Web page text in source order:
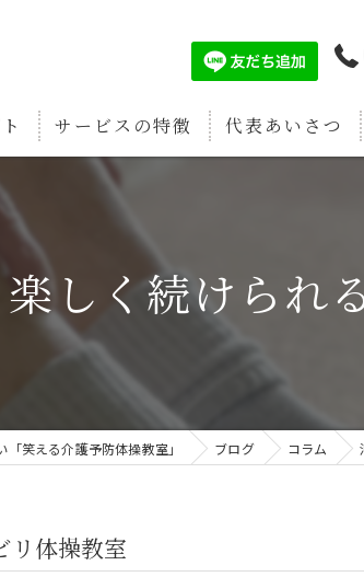
サービスの特徴
疲労回復
関節痛予防
代表あいさつ
しく続けられ
「笑える介護予防体操教室」 ブログ コラム
リ体操教室